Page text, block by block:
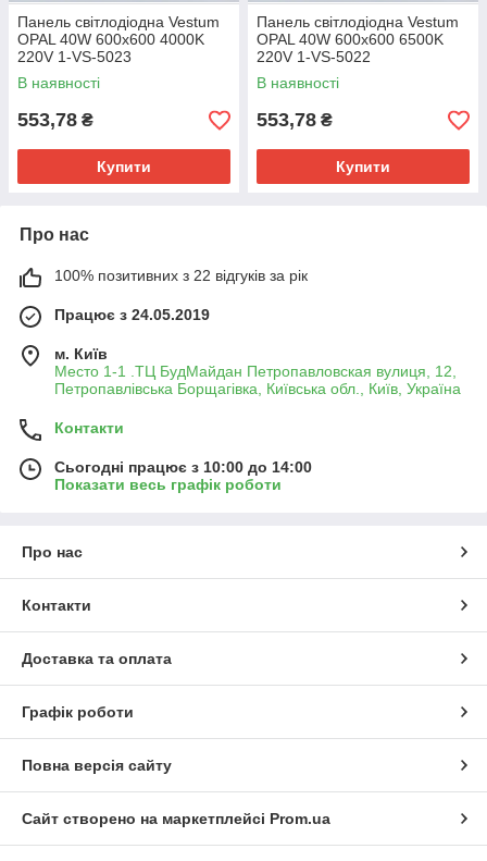
Панель світлодіодна Vestum
OPAL 40W 600x600 4000K
220V 1-VS-5023
В наявності
553,78 ₴
Купити
Панель світлодіодна Vestum
OPAL 40W 600x600 6500K
220V 1-VS-5022
В наявності
553,78 ₴
Купити
Про нас
100% позитивних з 22 відгуків за рік
Працює з 24.05.2019
м. Київ
Место 1-1 .ТЦ БудМайдан Петропавловская вулиця, 12,
Петропавлівська Борщагівка, Київська обл., Київ, Україна
Контакти
Сьогодні працює з 10:00 до 14:00
Показати весь графік роботи
Про нас
Контакти
Доставка та оплата
Графік роботи
Повна версія сайту
Сайт створено на маркетплейсі Prom.ua